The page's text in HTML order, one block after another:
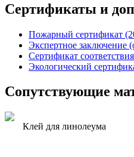
Сертификаты и
Пожарный сертификат
Экспертное заключение
Сертификат
Экологический
Сопутствующие
Клей для линолеума